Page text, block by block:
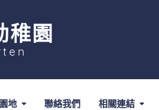
稚園
地 聯絡我們 相關連結